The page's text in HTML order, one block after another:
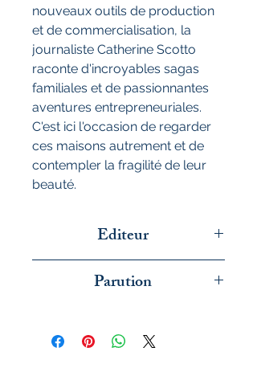
nouveaux outils de production
et de commercialisation, la
journaliste Catherine Scotto
raconte d'incroyables sagas
familiales et de passionnantes
aventures entrepreneuriales.
C'est ici l'occasion de regarder
ces maisons autrement et de
contempler la fragilité de leur
beauté.
Editeur
Parution